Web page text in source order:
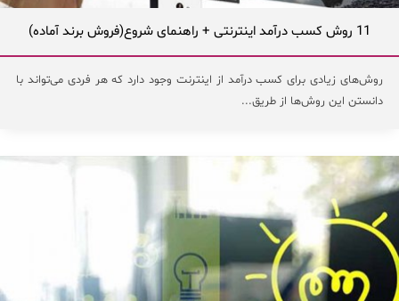
11 روش کسب درآمد اینترنتی + راهنمای شروع(فروش برند آماده)
روش‌های زیادی برای کسب درآمد از اینترنت وجود دارد که هر فردی می‌تواند با
دانستن این روش‌ها از طریق...